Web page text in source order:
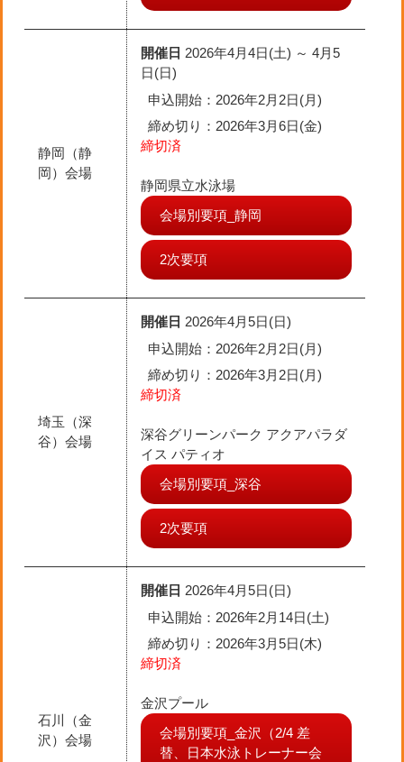
静岡（静
岡）会場
開催日 2026年4月4日(土) ～ 4月5
日(日)
申込開始：2026年2月2日(月)
締め切り ：2026年3月6日(金)
締切済
静岡県立水泳場
会場別要項_静岡
2次要項
埼玉（深
谷）会場
開催日 2026年4月5日(日)
申込開始：2026年2月2日(月)
締め切り ：2026年3月2日(月)
締切済
深谷グリーンパーク アクアパラダ
イス パティオ
会場別要項_深谷
2次要項
石川（金
沢）会場
開催日 2026年4月5日(日)
申込開始：2026年2月14日(土)
締め切り ：2026年3月5日(木)
締切済
金沢プール
会場別要項_金沢（2/4 差
替、日本水泳トレーナー会